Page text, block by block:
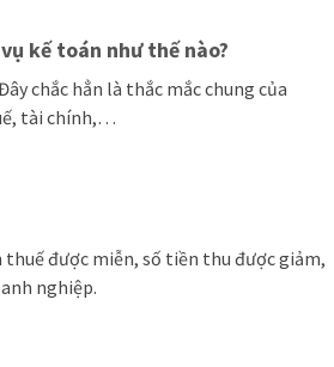
kế toán như thế nào?
chắc hẳn là thắc mắc chung của
tài chính,…
được miễn, số tiền thu được giảm,
nghiệp.